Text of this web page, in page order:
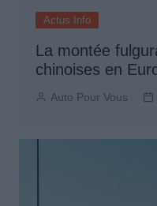
Actus Info
La montée
chinoises en
Auto Pour Vous